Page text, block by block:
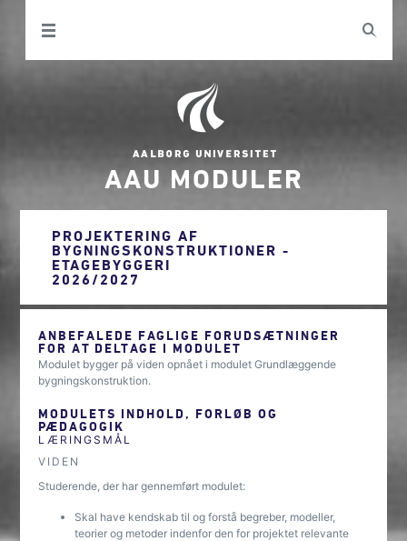
AAU MODULER
PROJEKTERING AF
BYGNINGSKONSTRUKTIONER -
ETAGEBYGGERI
2026/2027
ANBEFALEDE FAGLIGE FORUDSÆTNINGER
FOR AT DELTAGE I MODULET
Modulet bygger på viden opnået i modulet Grundlæggende
bygningskonstruktion.
MODULETS INDHOLD, FORLØB OG
PÆDAGOGIK
LÆRINGSMÅL
VIDEN
Studerende, der har gennemført modulet:
Skal have kendskab til og forstå begreber, modeller,
teorier og metoder indenfor den for projektet relevante